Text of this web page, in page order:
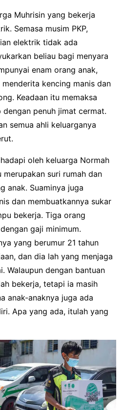
Muhrisin yang bekerja
Semasa musim PKP,
elektrik tidak ada
beliau bagi menyara
enam orang anak,
kencing manis dan
Keadaan itu memaksa
penuh jimat cermat.
semua ahli keluarganya
oleh keluarga Normah
suri rumah dan
anak. Suaminya juga
dan membuatkannya sukar
bekerja. Tiga orang
gaji minimum.
yang berumur 21 tahun
dan dia lah yang menjaga
Walaupun dengan bantuan
bekerja, tetapi ia masih
anak-anaknya juga ada
Apa yang ada, itulah yang